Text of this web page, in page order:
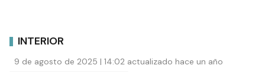
INTERIOR
9 de agosto de 2025 | 14:02 actualizado hace un año